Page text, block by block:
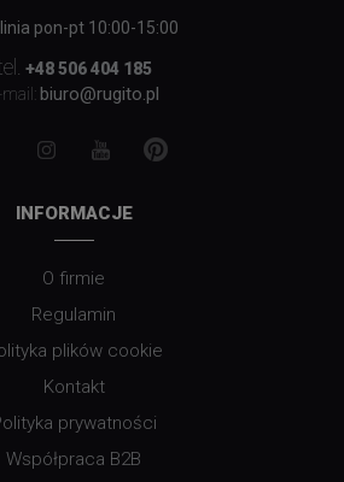
pon-pt 10:00-15:00
+48 506 404 185
biuro@rugito.pl
INFORMACJE
O firmie
Regulamin
plików cookie
Kontakt
prywatności
Współpraca B2B